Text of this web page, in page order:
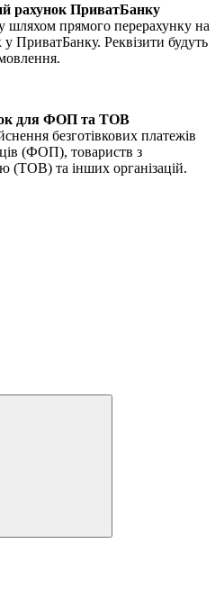
рахунок ПриватБанку
шляхом прямого перерахунку на
ПриватБанку. Реквізити будуть
для ФОП та ТОВ
безготівкових платежів
(ФОП), товариств з
(ТОВ) та інших організацій.